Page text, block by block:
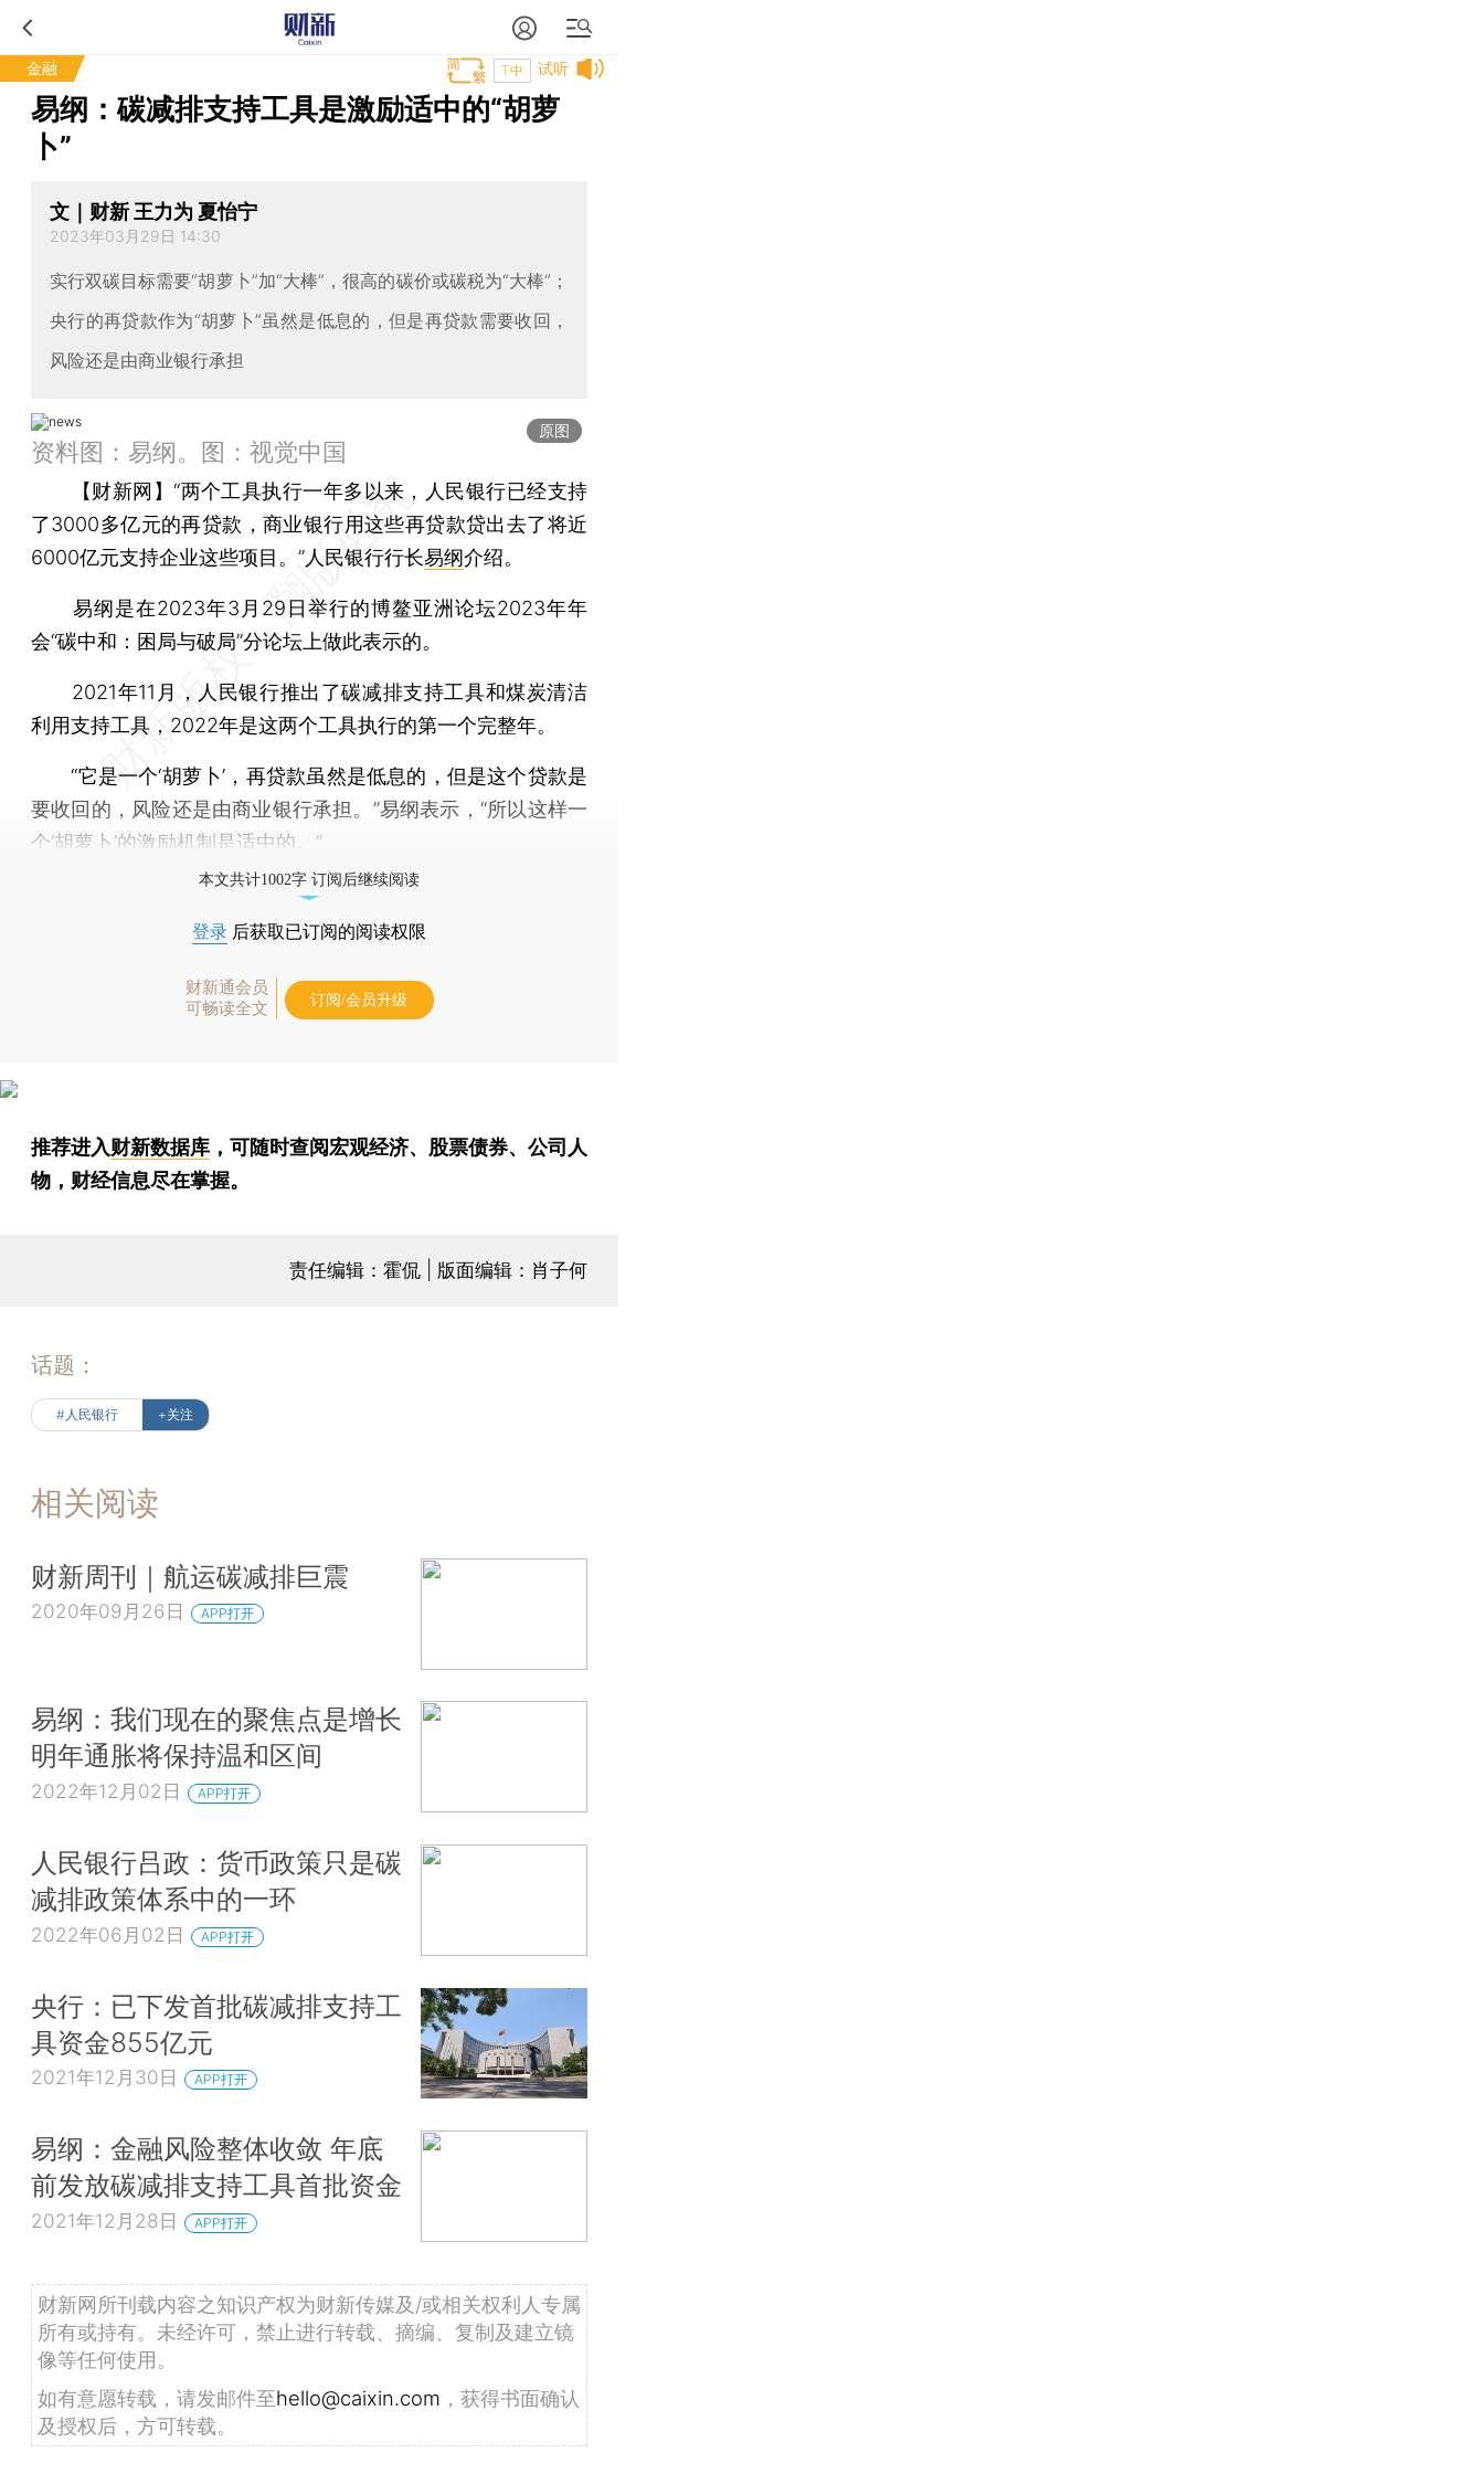
金融 试听
T中
易纲：碳减排支持工具是激励适中的“胡萝
卜”
文｜财新 王力为 夏怡宁
2023年03月29日 14:30
实行双碳目标需要“胡萝卜”加“大棒”，很高的碳价或碳税为“大棒”；
央行的再贷款作为“胡萝卜”虽然是低息的，但是再贷款需要收回，
风险还是由商业银行承担
原图
资料图：易纲。图：视觉中国
【财新网】“两个工具执行一年多以来，人民银行已经支持
了3000多亿元的再贷款，商业银行用这些再贷款贷出去了将近
6000亿元支持企业这些项目。”人民银行行长易纲介绍。
易纲是在2023年3月29日举行的博鳌亚洲论坛2023年年
会“碳中和：困局与破局”分论坛上做此表示的。
2021年11月，人民银行推出了碳减排支持工具和煤炭清洁
利用支持工具，2022年是这两个工具执行的第一个完整年。
“它是一个‘胡萝卜’，再贷款虽然是低息的，但是这个贷款是
要收回的，风险还是由商业银行承担。”易纲表示，“所以这样一
个‘胡萝卜’的激励机制是适中的。”
本文共计1002字 订阅后继续阅读
登录 后获取已订阅的阅读权限
财新通会员
可畅读全文
订阅/会员升级
推荐进入财新数据库 ，可随时查阅宏观经济、股票债券、公司人
物，财经信息尽在掌握。
责任编辑：霍侃 | 版面编辑：肖子何
话题：
#人民银行 +关注
相关阅读
财新周刊｜航运碳减排巨震
2020年09月26日 APP打开
易纲：我们现在的聚焦点是增长
明年通胀将保持温和区间
2022年12月02日 APP打开
人民银行吕政：货币政策只是碳
减排政策体系中的一环
2022年06月02日 APP打开
央行：已下发首批碳减排支持工
具资金855亿元
2021年12月30日 APP打开
易纲：金融风险整体收敛 年底
前发放碳减排支持工具首批资金
2021年12月28日 APP打开
财新网所刊载内容之知识产权为财新传媒及/或相关权利人专属
所有或持有。未经许可，禁止进行转载、摘编、复制及建立镜
像等任何使用。
如有意愿转载，请发邮件至hello@caixin.com ，获得书面确认
及授权后，方可转载。